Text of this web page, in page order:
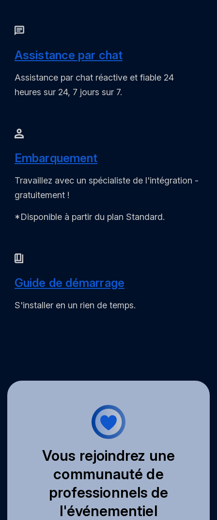
Assistance par chat
Assistance par chat réactive et fiable 24
heures sur 24, 7 jours sur 7.
Embarquement
Travaillez avec un spécialiste de l'intégration -
gratuitement !
*Disponible à partir du plan Standard.
Guide de démarrage
S'installer en un rien de temps.
Vous rejoindrez une
communauté de
professionnels de
l'événementiel